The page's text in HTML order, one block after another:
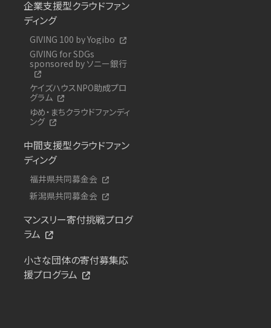
企業支援型クラウドファン
ディング
GIVING 100 by Yogibo
GIVING for SDGs
sponsored by ソニー銀行
ケイズハウスNPO助成プロ
グラム
ゆめ・まちクラウドファンディ
ング
中間支援型クラウドファン
ディング
福井県共同募金会
新潟県共同募金会
マンスリー寄付挑戦プログ
ラム
小さな団体の寄付募集応
援プログラム